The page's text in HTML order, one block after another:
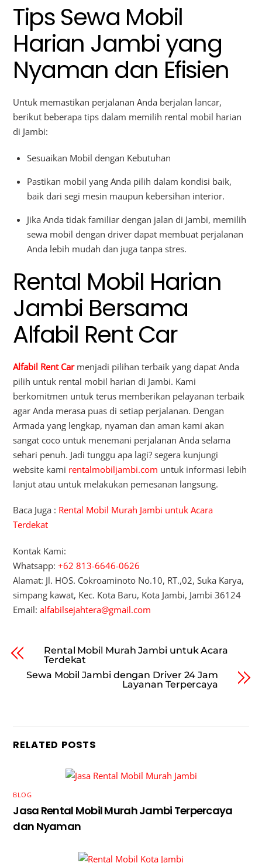
Tips Sewa Mobil
Harian Jambi yang
Nyaman dan Efisien
Untuk memastikan perjalanan Anda berjalan lancar,
berikut beberapa tips dalam memilih rental mobil harian
di Jambi:
Sesuaikan Mobil dengan Kebutuhan
Pastikan mobil yang Anda pilih dalam kondisi baik,
baik dari segi mesin maupun kebersihan interior.
Jika Anda tidak familiar dengan jalan di Jambi, memilih
sewa mobil dengan driver dapat membuat perjalanan
Anda lebih mudah dan juga tanpa stres.
Rental Mobil Harian
Jambi Bersama
Alfabil Rent Car
Alfabil Rent Carmenjadi pilihan terbaik yang dapat Anda
pilih untuk rental mobil harian di Jambi. Kami
berkomitmen untuk terus memberikan pelayanan terbaik
agar Anda merasa puas di setiap perjalanan. Dengan
Armada yang lengkap, nyaman dan aman kami akan
sangat coco untuk menemani perjalanan Anda selama
sehari penuh. Jadi tunggu apa lagi? segera kunjungi
website kami rentalmobiljambi.com untuk informasi lebih
lanjut atau untuk melakukan pemesanan langsung.
Baca Juga : Rental Mobil Murah Jambi untuk Acara
Terdekat
Kontak Kami:
Whatsapp:+62 813-6646-0626
Alamat: Jl. HOS. Cokroaminoto No.10, RT.,02, Suka Karya,
simpang kawat, Kec. Kota Baru, Kota Jambi, Jambi 36124
Email:alfabilsejahtera@gmail.com
Rental Mobil Murah Jambi untuk Acara
Terdekat
Sewa Mobil Jambi dengan Driver 24 Jam
Layanan Terpercaya
RELATED POSTS
BLOG
Jasa Rental Mobil Murah Jambi Terpercaya
dan Nyaman